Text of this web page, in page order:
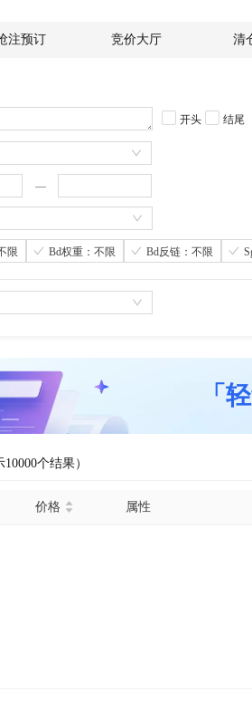
注预订 竞价大厅 清
开头 结尾
限 Bd权重：不限 Bd反链：不限
「
个结果）
价格 属性